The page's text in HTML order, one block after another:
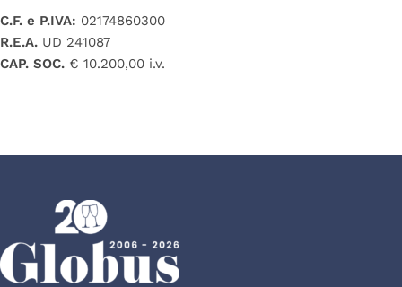
C.F. e P.IVA: 02174860300
R.E.A. UD 241087
CAP. SOC. € 10.200,00 i.v.